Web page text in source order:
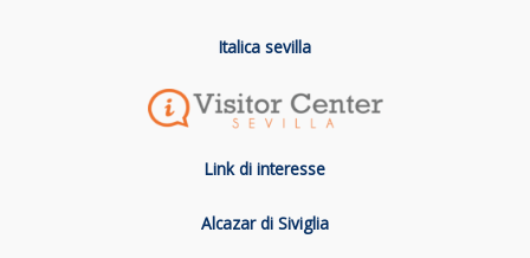
Italica sevilla
Link di interesse
Alcazar di Siviglia